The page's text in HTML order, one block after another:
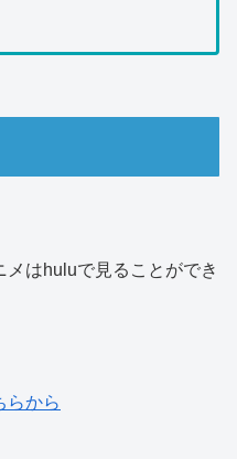
はhuluで見ることができ
らから